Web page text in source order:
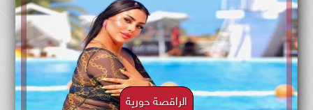
الراقصة حورية